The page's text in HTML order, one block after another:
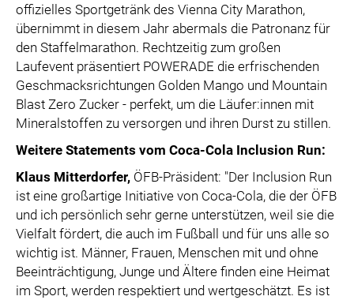
offizielles Sportgetränk des Vienna City Marathon,
übernimmt in diesem Jahr abermals die Patronanz für
den Staffelmarathon. Rechtzeitig zum großen
Laufevent präsentiert POWERADE die erfrischenden
Geschmacksrichtungen Golden Mango und Mountain
Blast Zero Zucker - perfekt, um die Läufer:innen mit
Mineralstoffen zu versorgen und ihren Durst zu stillen.
Weitere Statements vom Coca-Cola Inclusion Run:
Klaus Mitterdorfer, ÖFB-Präsident: "Der Inclusion Run
ist eine großartige Initiative von Coca-Cola, die der ÖFB
und ich persönlich sehr gerne unterstützen, weil sie die
Vielfalt fördert, die auch im Fußball und für uns alle so
wichtig ist. Männer, Frauen, Menschen mit und ohne
Beeinträchtigung, Junge und Ältere finden eine Heimat
im Sport, werden respektiert und wertgeschätzt. Es ist